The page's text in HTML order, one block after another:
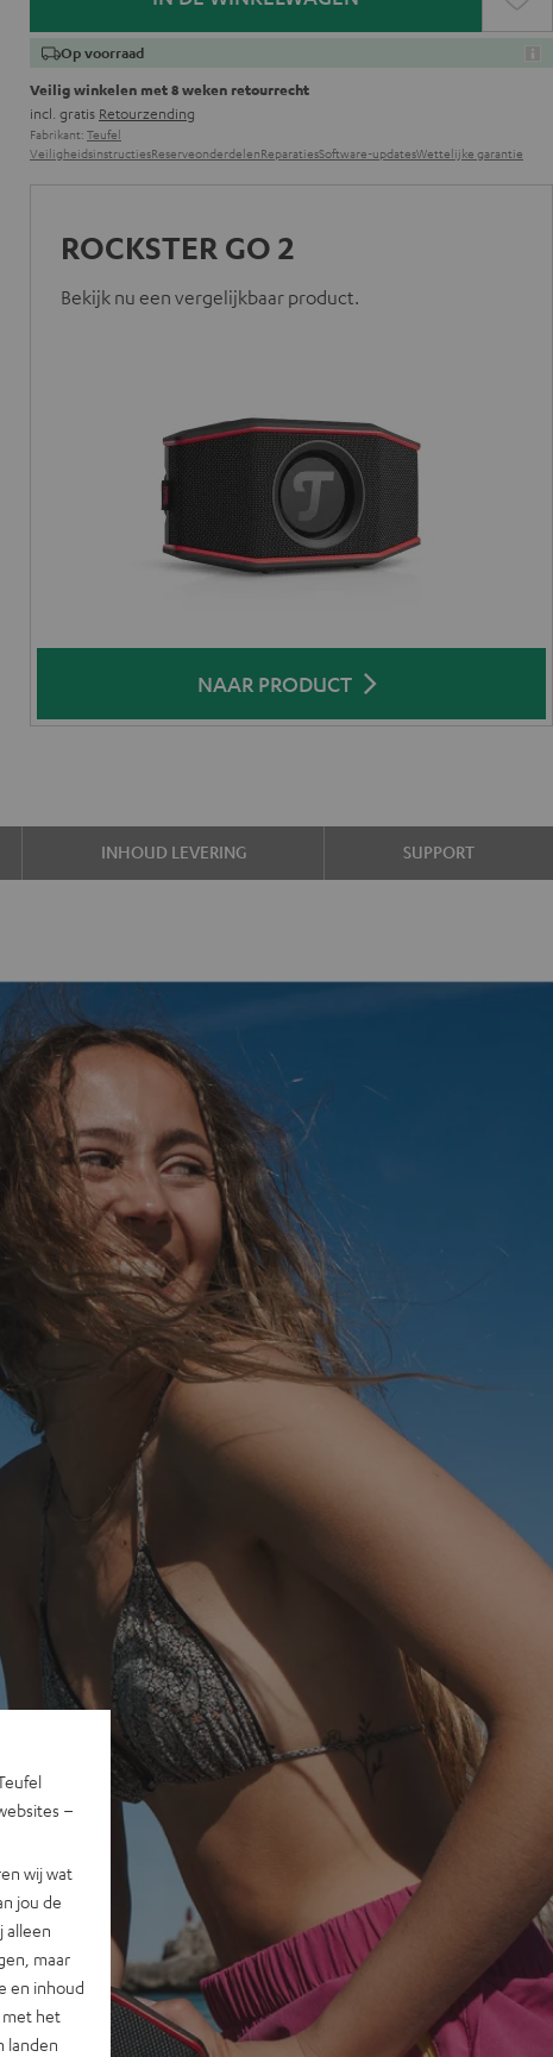
IN DE WINKELWAGEN
Op voorraad
Veilig winkelen met 8 weken retourrecht
incl. gratis Retourzending
Fabrikant:Teufel
VeiligheidsinstructiesReserveonderdelenReparatiesSoftware-updatesWettelijke garantie
ROCKSTER GO 2
Bekijk nu een vergelijkbaar product.
NAAR PRODUCT
INHOUD LEVERING SUPPORT
–
wij wat
jou de
alleen
maar
en inhoud
met het
landen